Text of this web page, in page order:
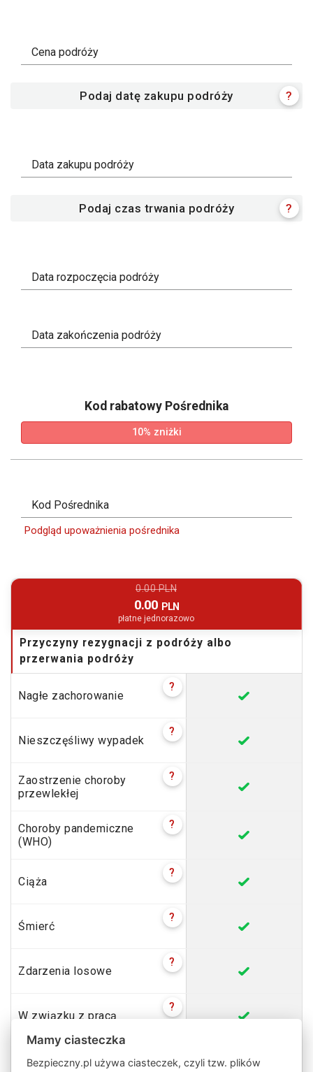
Cena podróży
Podaj datę zakupu podróży ?
Data zakupu podróży
Podaj czas trwania podróży ?
Data rozpoczęcia podróży
Data zakończenia podróży
Kod rabatowy Pośrednika
10% zniżki
Kod Pośrednika
Podgląd upoważnienia pośrednika
0.00 PLN
0.00 PLN
płatne jednorazowo
Przyczyny rezygnacji z podróży albo
przerwania podróży
Nagłe zachorowanie
?
Nieszczęśliwy wypadek
?
Zaostrzenie choroby
przewlekłej
?
Choroby pandemiczne
(WHO)
?
Ciąża
?
Śmierć
?
Zdarzenia losowe
?
W związku z pracą
?
Kradzież dokumentów
albo pojazdu
Mamy ciasteczka
Bezpieczny.pl używa ciasteczek, czyli tzw. plików